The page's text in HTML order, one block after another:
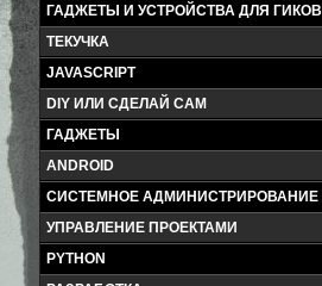
ГАДЖЕТЫ И УСТРОЙСТВА ДЛЯ ГИКОВ
ТЕКУЧКА
JAVASCRIPT
DIY ИЛИ СДЕЛАЙ САМ
ГАДЖЕТЫ
ANDROID
СИСТЕМНОЕ АДМИНИСТРИРОВАНИЕ
УПРАВЛЕНИЕ ПРОЕКТАМИ
PYTHON